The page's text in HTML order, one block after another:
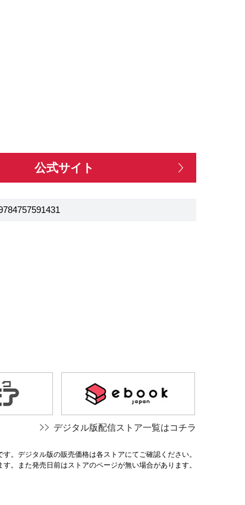
公式サイト
デジタル版配信ストア一覧はコチラ
。デジタル版の販売価格は各ストアにてご確認ください。
。また発売日前はストアのページが無い場合があります。